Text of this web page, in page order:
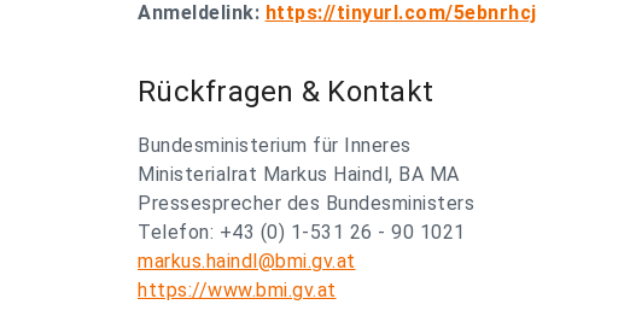
Anmeldelink: https://tinyurl.com/5ebnrhcj
Rückfragen & Kontakt
Bundesministerium für Inneres
Ministerialrat Markus Haindl, BA MA
Pressesprecher des Bundesministers
Telefon: +43 (0) 1-531 26 - 90 1021
markus.haindl@bmi.gv.at
https://www.bmi.gv.at